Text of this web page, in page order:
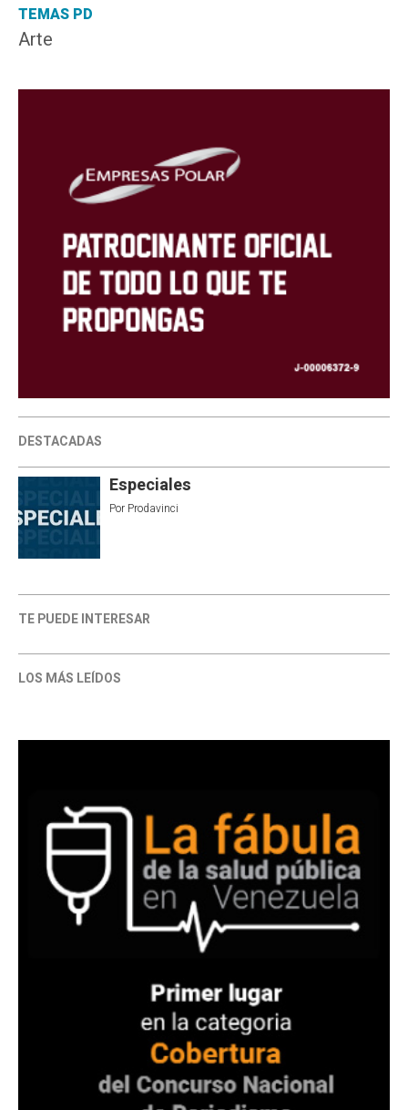
TEMAS PD
Arte
DESTACADAS
Especiales
Por Prodavinci
TE PUEDE INTERESAR
LOS MÁS LEÍDOS